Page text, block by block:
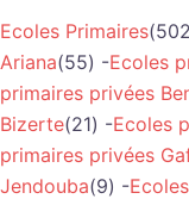
Ecoles Primaires
Ariana(55) -Ecoles
primaires privées
Bizerte(21) -Ecoles
primaires privées
Jendouba(9) -